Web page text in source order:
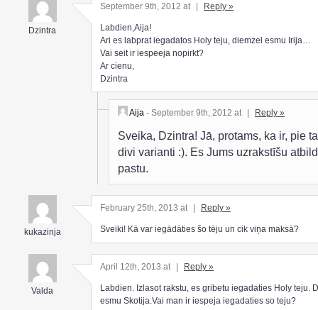
Dzintra
September 9th, 2012 at | Reply »
Labdien,Aija!
Ari es labprat iegadatos Holy teju, diemzel esmu Irija…
Vai seit ir iespeeja nopirkt?
Ar cienu,
Dzintra
Aija - September 9th, 2012 at Reply »
Sveika, Dzintra! Jā, protams, ka ir, pie
divi varianti :). Es Jums uzrakstīšu
pastu.
kukazinja
February 25th, 2013 at Reply »
Sveiki! Kā var iegādāties šo tēju un cik viņa maksā?
Valda
April 12th, 2013 at | Reply »
Labdien. Izlasot rakstu, es gribetu iegadaties Holy teju.
esmu Skotija.Vai man ir iespeja iegadaties so teju?